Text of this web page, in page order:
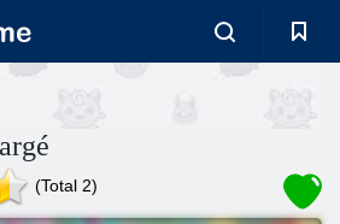
(Total 2)